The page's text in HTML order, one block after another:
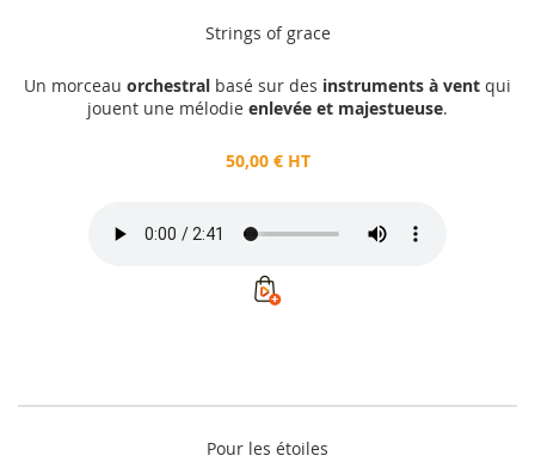
Strings of grace
Un morceau orchestral basé sur des instruments à vent qui
jouent une mélodie enlevée et majestueuse.
50,00 € HT
Pour les étoiles